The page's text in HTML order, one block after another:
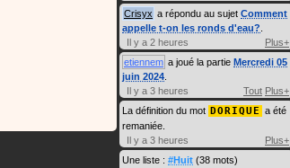
Crisyx a répondu au sujet Comment
appelle t-on les ronds d'eau?
Il y a 2 heures
Plus+
etiennem a joué la partie Mercredi 05
juin 2024
Il y a 3 heures
Tout Plus+
La définition du mot DORIQUE a été
remaniée.
Il y a 3 heures
Plus+
Une liste : #Huit (38 mots)